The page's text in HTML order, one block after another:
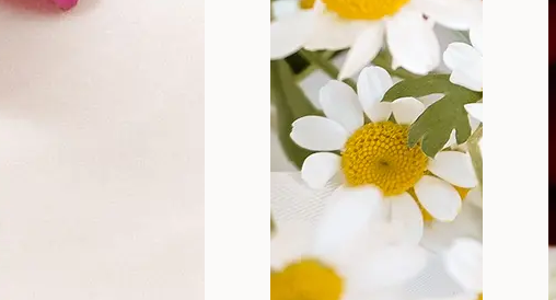
se menja, što utiče na bakterijsku floru, a
mehanizam čišćenja koji se oslanja na laktobacile –
mikroorganizama. U vagini živi preko 250 različitih vrsta
savršenu sredinu koja održava vaginu zdravom.
pustiti telo da samo uspostavi ravnotežu, pa iako zvuči
deo intimne regije (bez upotrebe sapuna), dok unutrašnjost